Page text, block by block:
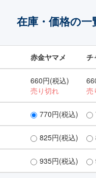
在庫・価格の一
赤金ヤマメ チ
660円(税込)
売り切れ
売
770円(税込)
825円(税込)
935円(税込)